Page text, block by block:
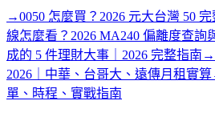
→0050 怎麼買？2026 元大台灣 50
線怎麼看？2026 MA240 偏離度查詢
成的 5 件理財大事｜2026 完整指南 →
2026｜中華、台哥大、遠傳月租實算
單、時程、實戰指南